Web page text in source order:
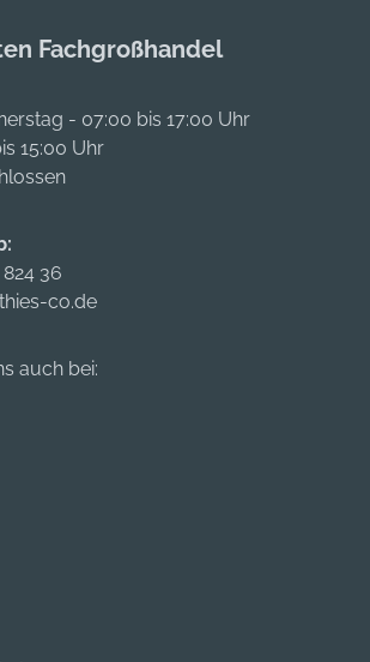
Fachgroßhandel
- 07:00 bis 17:00 Uhr
15:00 Uhr
36
co.de
auch bei: